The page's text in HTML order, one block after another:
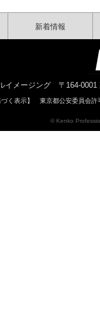
新着情報
イメージング 〒164-
づく表示】 東京都公安委員会
© Kenko